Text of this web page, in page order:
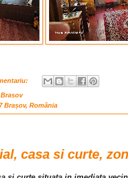
Brasov
Brașov, România
casa si curte,